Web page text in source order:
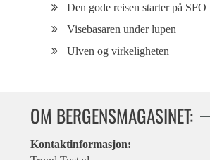
Den gode reisen starter på SFO
Visebasaren under lupen
Ulven og virkeligheten
OM BERGENSMAGASINET:
Kontaktinformasjon: